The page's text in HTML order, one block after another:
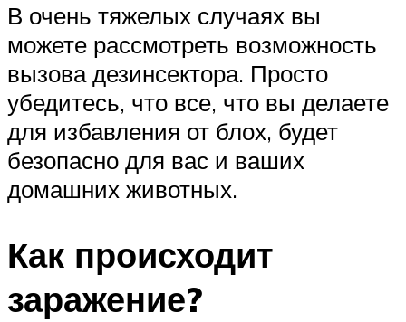
В очень тяжелых случаях вы
можете рассмотреть возможность
вызова дезинсектора. Просто
убедитесь, что все, что вы делаете
для избавления от блох, будет
безопасно для вас и ваших
домашних животных.
Как происходит
заражение?